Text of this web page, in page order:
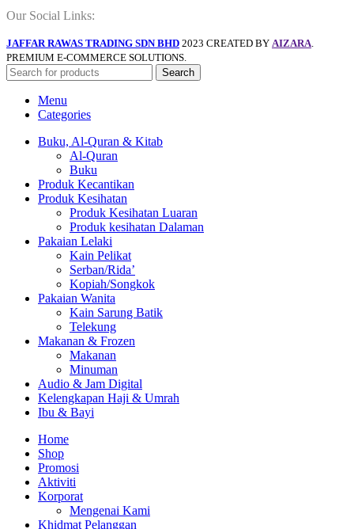
Our Social Links:
JAFFAR RAWAS TRADING SDN BHD 2023 CREATED BY AIZARA
PREMIUM E-COMMERCE SOLUTIONS.
Search
Menu
Categories
Buku, Al-Quran & Kitab
Al-Quran
Buku
Produk Kecantikan
Produk Kesihatan
Produk Kesihatan Luaran
Produk kesihatan Dalaman
Pakaian Lelaki
Kain Pelikat
Serban/Rida’
Kopiah/Songkok
Pakaian Wanita
Kain Sarung Batik
Telekung
Makanan & Frozen
Makanan
Minuman
Audio & Jam Digital
Kelengkapan Haji & Umrah
Ibu & Bayi
Home
Shop
Promosi
Aktiviti
Korporat
Mengenai Kami
Khidmat Pelanggan